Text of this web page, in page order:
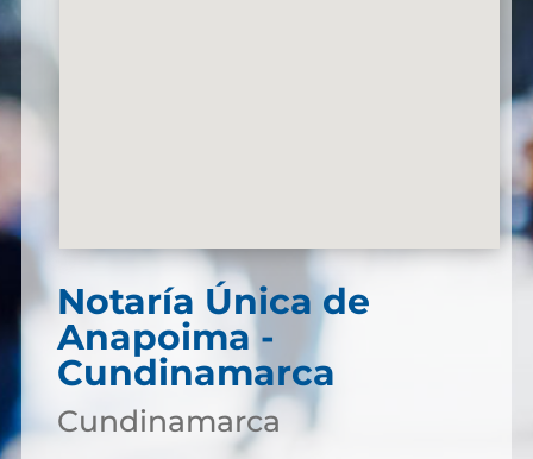
Notaría Única de
Anapoima -
Cundinamarca
Cundinamarca